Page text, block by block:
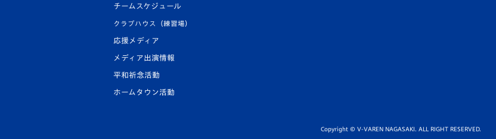
チームスケジュール
クラブハウス（練習場）
応援メディア
メディア出演情報
平和祈念活動
ホームタウン活動
Copyright © V-VAREN NAGASAKI. ALL RIGHT RESERVED.